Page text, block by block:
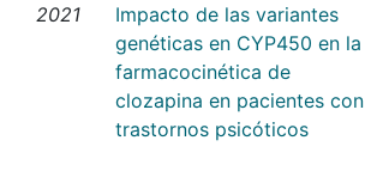
2021
Impacto de las variantes
genéticas en CYP450 en la
farmacocinética de
clozapina en pacientes con
trastornos psicóticos